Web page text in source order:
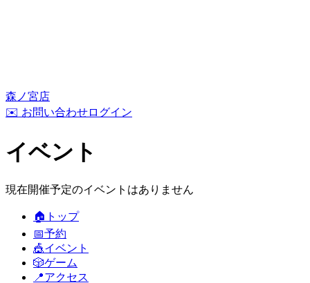
森ノ宮店
✉️ お問い合わせログイン
イベント
現在開催予定のイベントはありません
🏠 トップ
📅予約
🎪イベント
🎲ゲーム
📍アクセス